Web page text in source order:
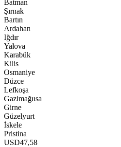
Batman
Şırnak
Bartın
Ardahan
Iğdır
Yalova
Karabük
Kilis
Osmaniye
Düzce
Lefkoşa
Gazimağusa
Girne
Güzelyurt
İskele
Pristina
USD47,58